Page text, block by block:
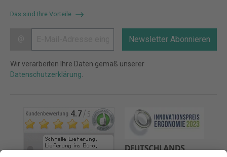
Das sind Ihre Vorteile
Newsletter Abonnieren
Wir verarbeiten Ihre Daten gemäß unserer
Datenschutzerklärung